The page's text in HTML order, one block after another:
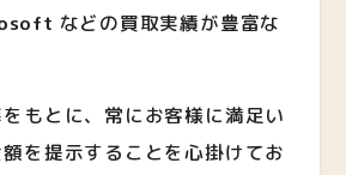
などの買取実績が豊富な
もとに、常にお客様に満足い
を提示することを心掛けてお